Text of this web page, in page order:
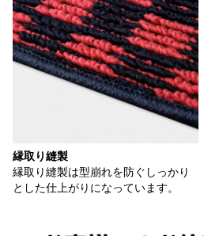
縁取り縫製
縁取り縫製は型崩れを防ぐしっかり
とした仕上がりになっています。